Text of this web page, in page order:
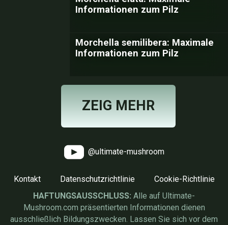
Informationen zum Pilz
Morchella semilibera: Maximale
Informationen zum Pilz
ZEIG MEHR
@ultimate-mushroom
Kontakt Datenschutzrichtlinie
Cookie-Richtlinie
HAFTUNGSAUSSCHLUSS: Alle auf Ultimate-
Mushroom.com präsentierten Informationen dienen
ausschließlich Bildungszwecken. Lassen Sie sich vor dem